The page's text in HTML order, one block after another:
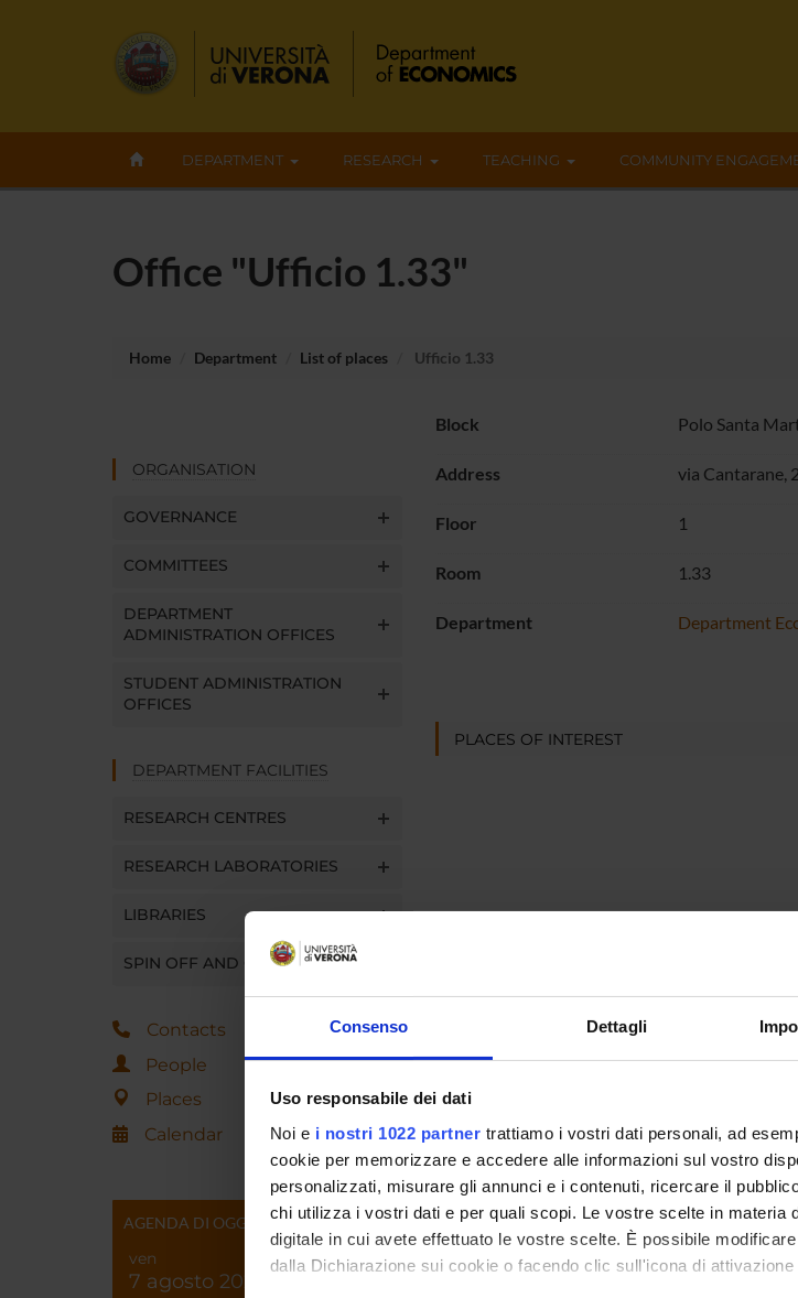
Consenso Dettagli
Uso responsabile dei dati
Noi e i nostri 1022 partner trattiamo i vostri dati personali, ad
cookie per memorizzare e accedere alle informazioni sul vostro
personalizzati, misurare gli annunci e i contenuti, ricercare il
chi utilizza i vostri dati e per quali scopi. Le vostre scelte in materia
digitale in cui avete effettuato le vostre scelte. È possibile
dalla Dichiarazione sui cookie o facendo clic sull'icona di attivazione
DEPARTMENT RESEARCH TEACHING COMMUNITY
Office "Ufficio 1.33"
Home Department List of places Ufficio 1.33
ORGANISATION
GOVERNANCE
COMMITTEES
DEPARTMENT
ADMINISTRATION OFFICES
STUDENT ADMINISTRATION
OFFICES
DEPARTMENT FACILITIES
RESEARCH CENTRES
RESEARCH LABORATORIES
LIBRARIES
SPIN OFF AND COMPANIES
Contacts
People
Places
Calendar
AGENDA DI OGGI
ven
7 agosto 2026
Block Polo Santa
Address via Cantarane,
Floor 1
Room 1.33
Department Department
PLACES OF INTEREST